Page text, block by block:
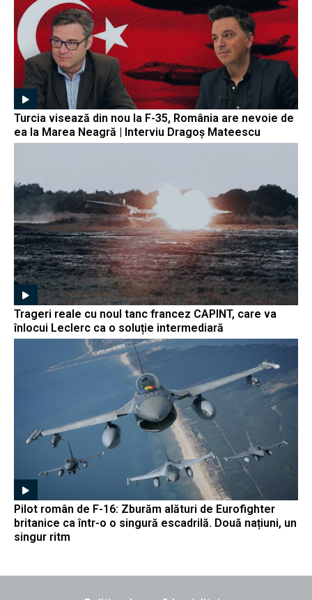
Turcia visează din nou la F-35, România are nevoie de
ea la Marea Neagră | Interviu Dragoș Mateescu
Trageri reale cu noul tanc francez CAPINT, care va
înlocui Leclerc ca o soluție intermediară
Pilot român de F-16: Zburăm alături de Eurofighter
britanice ca într-o o singură escadrilă. Două națiuni, un
singur ritm